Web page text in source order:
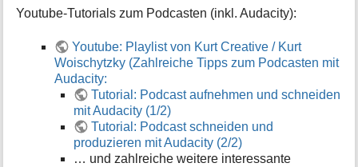
Youtube-Tutorials zum Podcasten (inkl. Audacity):
Youtube: Playlist von Kurt Creative / Kurt
Woischytzky (Zahlreiche Tipps zum Podcasten mit
Audacity:
Tutorial: Podcast aufnehmen und schneiden
mit Audacity (1/2)
Tutorial: Podcast schneiden und
produzieren mit Audacity (2/2)
… und zahlreiche weitere interessante